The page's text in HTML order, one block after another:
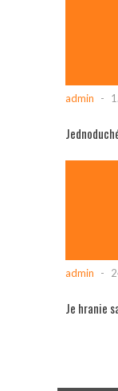
admin -
admin -
Je hranie